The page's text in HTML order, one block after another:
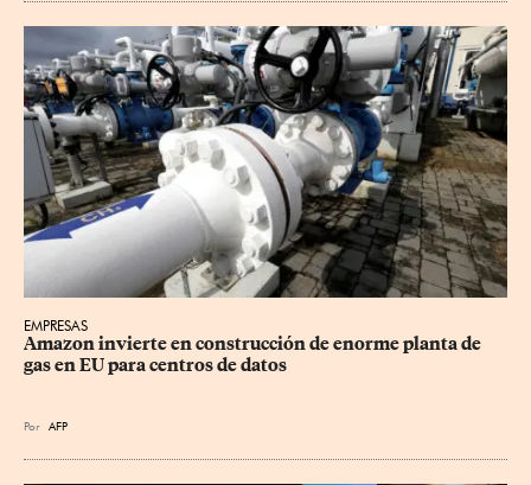
EMPRESAS
Amazon invierte en construcción de enorme planta de
gas en EU para centros de datos
Por AFP